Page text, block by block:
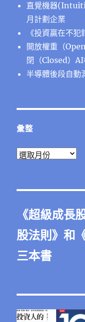
直覺機器
月計劃企業
《投資贏在不
開放權重（
閉（Closed）
半導體後段⾃
彙整
彙
《超級成長
股法則 》和
三本書